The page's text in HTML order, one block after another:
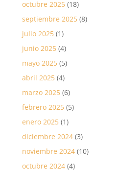
octubre 2025(18)
septiembre 2025(8)
julio 2025(1)
junio 2025(4)
mayo 2025(5)
abril 2025(4)
marzo 2025(6)
febrero 2025(5)
enero 2025(1)
diciembre 2024(3)
noviembre 2024(10)
octubre 2024(4)